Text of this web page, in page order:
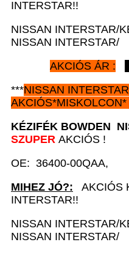
INTERSTAR!!
NISSAN INTERSTAR/
NISSAN INTERSTAR/
AKCIÓS ÁR :
***NISSAN INTERSTAR
AKCIÓS*MISKOLCON*
KÉZIFÉK BOWDEN
SZUPER AKCIÓS !
OE: 36400-00QAA,
MIHEZ JÓ?: AKCIÓS
INTERSTAR!!
NISSAN INTERSTAR/
NISSAN INTERSTAR/